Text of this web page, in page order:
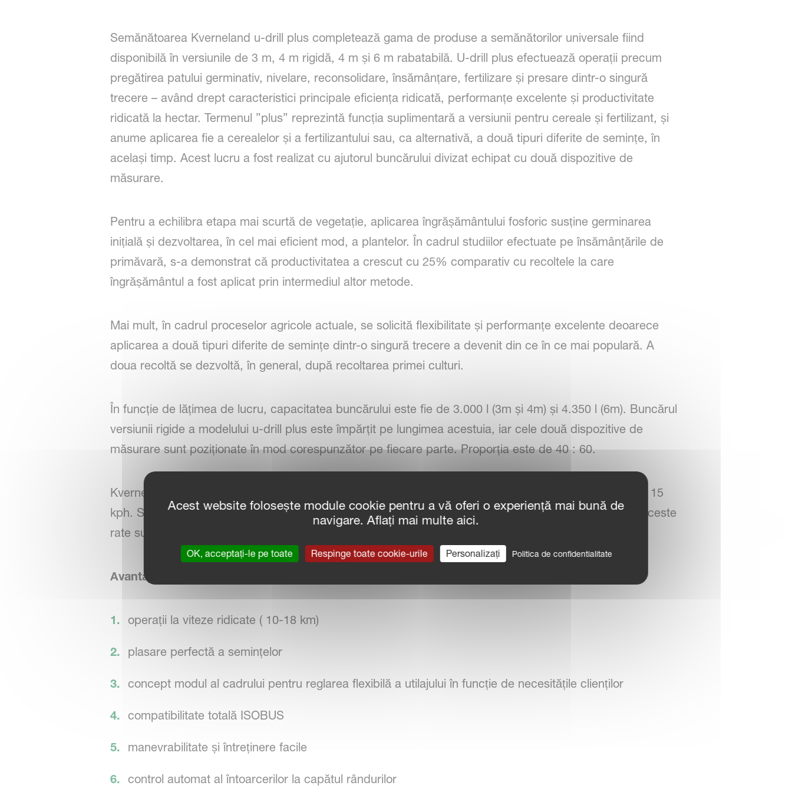
Semănătoarea Kverneland u-drill plus completează gama de produse a semănătorilor universale fiind
disponibilă în versiunile de 3 m, 4 m rigidă, 4 m și 6 m rabatabilă. U-drill plus efectuează operații precum
pregătirea patului germinativ, nivelare, reconsolidare, însămânțare, fertilizare și presare dintr-o singură
trecere – având drept caracteristici principale eficiența ridicată, performanțe excelente și productivitate
ridicată la hectar. Termenul ”plus” reprezintă funcția suplimentară a versiunii pentru cereale și fertilizant, și
anume aplicarea fie a cerealelor și a fertilizantului sau, ca alternativă, a două tipuri diferite de semințe, în
același timp. Acest lucru a fost realizat cu ajutorul buncărului divizat echipat cu două dispozitive de
măsurare.
Pentru a echilibra etapa mai scurtă de vegetație, aplicarea îngrășământului fosforic susține germinarea
inițială și dezvoltarea, în cel mai eficient mod, a plantelor. În cadrul studiilor efectuate pe însămânțările de
primăvară, s-a demonstrat că productivitatea a crescut cu 25% comparativ cu recoltele la care
îngrășământul a fost aplicat prin intermediul altor metode.
Mai mult, în cadrul proceselor agricole actuale, se solicită flexibilitate și performanțe excelente deoarece
aplicarea a două tipuri diferite de semințe dintr-o singură trecere a devenit din ce în ce mai populară. A
doua recoltă se dezvoltă, în general, după recoltarea primei culturi.
În funcție de lățimea de lucru, capacitatea buncărului este fie de 3.000 l (3m și 4m) și 4.350 l (6m). Buncărul
versiunii rigide a modelului u-drill plus este împărțit pe lungimea acestuia, iar cele două dispozitive de
măsurare sunt poziționate în mod corespunzător pe fiecare parte. Proporția este de 40 : 60.
Kverneland u-drill plus poate oferi rate de aplicare a îngrășământului de până 400 kg/ha și o viteză de 15
kph. Sistemul sub presiune al buncărului versiunii rabatabile de 6 m a modelului u-drill se asigură că aceste
rate sunt menținute chiar și în cele mai dificile condiții.
Avantaje:
operații la viteze ridicate ( 10-18 km)
plasare perfectă a semințelor
concept modul al cadrului pentru reglarea flexibilă a utilajului în funcție de necesitățile clienților
compatibilitate totală ISOBUS
manevrabilitate și întreținere facile
control automat al întoarcerilor la capătul rândurilor
Acest website folosește module cookie pentru a vă oferi o experiență mai bună de
navigare. Aflați mai multe aici.
OK, acceptați-le pe toate Respinge toate cookie-urile Personalizați Politica de confidentialitate